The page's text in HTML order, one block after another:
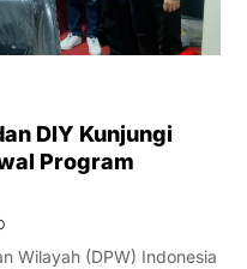
DIY Kunjungi
Program
Wilayah (DPW) Indonesia